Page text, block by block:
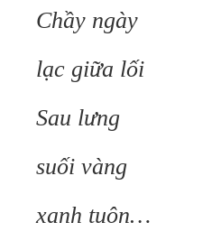
Chầy ngày
lạc giữa lối
Sau lưng
suối vàng
xanh tuôn…